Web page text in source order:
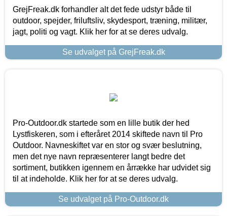
GrejFreak.dk forhandler alt det fede udstyr både til
outdoor, spejder, friluftsliv, skydesport, træning, militær,
jagt, politi og vagt. Klik her for at se deres udvalg.
Se udvalget på GrejFreak.dk
Pro-Outdoor.dk startede som en lille butik der hed
Lystfiskeren, som i efteråret 2014 skiftede navn til Pro
Outdoor. Navneskiftet var en stor og svær beslutning,
men det nye navn repræsenterer langt bedre det
sortiment, butikken igennem en årrække har udvidet sig
til at indeholde. Klik her for at se deres udvalg.
Se udvalget på Pro-Outdoor.dk